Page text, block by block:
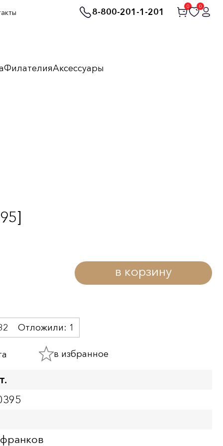
8-800-201-1-201
0 0
ФилателияАксессуары
в корзину
Отложили: 1
в избранное